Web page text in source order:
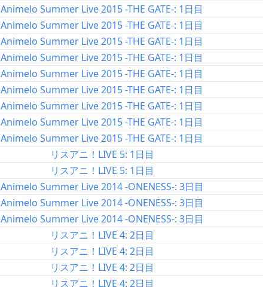
Animelo Summer Live 2015 -THE GATE-: 1日目
Animelo Summer Live 2015 -THE GATE-: 1日目
Animelo Summer Live 2015 -THE GATE-: 1日目
Animelo Summer Live 2015 -THE GATE-: 1日目
Animelo Summer Live 2015 -THE GATE-: 1日目
Animelo Summer Live 2015 -THE GATE-: 1日目
Animelo Summer Live 2015 -THE GATE-: 1日目
Animelo Summer Live 2015 -THE GATE-: 1日目
Animelo Summer Live 2015 -THE GATE-: 1日目
リスアニ！LIVE 5: 1日目
リスアニ！LIVE 5: 1日目
Animelo Summer Live 2014 -ONENESS-: 3日目
Animelo Summer Live 2014 -ONENESS-: 3日目
Animelo Summer Live 2014 -ONENESS-: 3日目
リスアニ！LIVE 4: 2日目
リスアニ！LIVE 4: 2日目
リスアニ！LIVE 4: 2日目
リスアニ！LIVE 4: 2日目